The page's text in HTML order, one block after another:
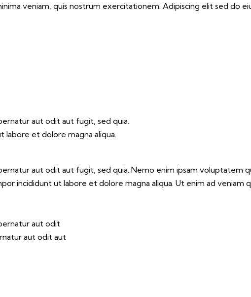
veniam, quis nostrum exercitationem. Adipiscing elit sed do
aut odit aut fugit, sed quia.
labore et dolore magna aliqua.
aut odit aut fugit, sed quia. Nemo enim ipsam voluptatem
incididunt ut labore et dolore magna aliqua. Ut enim ad veniam
aut odit
aut odit aut